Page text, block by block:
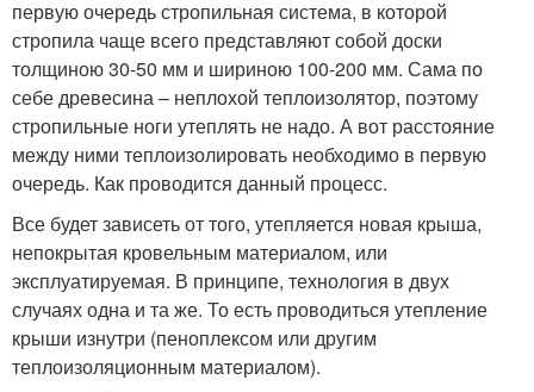
первую очередь стропильная система, в которой
стропила чаще всего представляют собой доски
толщиною 30-50 мм и шириною 100-200 мм. Сама по
себе древесина – неплохой теплоизолятор, поэтому
стропильные ноги утеплять не надо. А вот расстояние
между ними теплоизолировать необходимо в первую
очередь. Как проводится данный процесс.
Все будет зависеть от того, утепляется новая крыша,
непокрытая кровельным материалом, или
эксплуатируемая. В принципе, технология в двух
случаях одна и та же. То есть проводиться утепление
крыши изнутри (пеноплексом или другим
теплоизоляционным материалом).